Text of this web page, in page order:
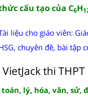
cấu tạo của C6H
liệu cho giáo viên:
chuyên đề, bài tập
VietJack thi
toán, lý, hóa, văn, sử,